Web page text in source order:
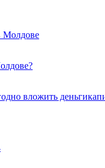
Молдове
вложить деньги